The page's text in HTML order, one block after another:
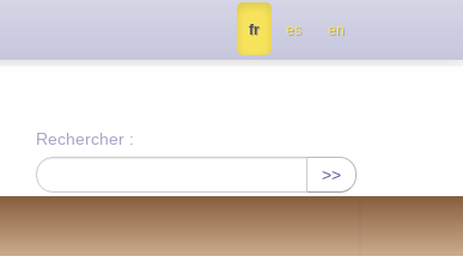
Rechercher :
>>
fr es en
nous à info@notrejournal.info !